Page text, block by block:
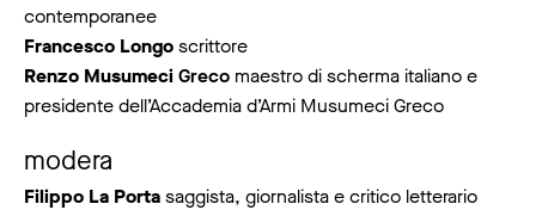
contemporanee
Francesco Longoscrittore
Renzo MusumeciGreco maestro di scherma italiano e
presidente dell’Accademia d’Armi Musumeci Greco
modera
Filippo La Portasaggista, giornalista e critico letterario